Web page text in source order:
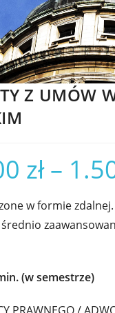
Z UMÓW
zł–
w formie zdalnej.
(w semestrze)